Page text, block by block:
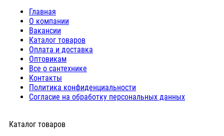
Главная
О компании
Вакансии
Каталог товаров
Оплата и доставка
Оптовикам
Все о сантехнике
Контакты
Политика конфиденциальности
Согласие на обработку персональных данных
Каталог товаров